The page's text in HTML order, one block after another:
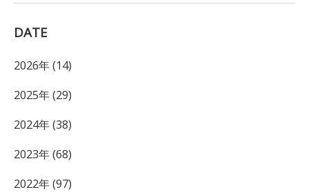
DATE
2026年 (14)
2025年 (29)
2024年 (38)
2023年 (68)
2022年 (97)